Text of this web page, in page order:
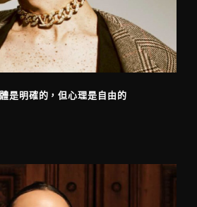
是明確的，但心理是自由的